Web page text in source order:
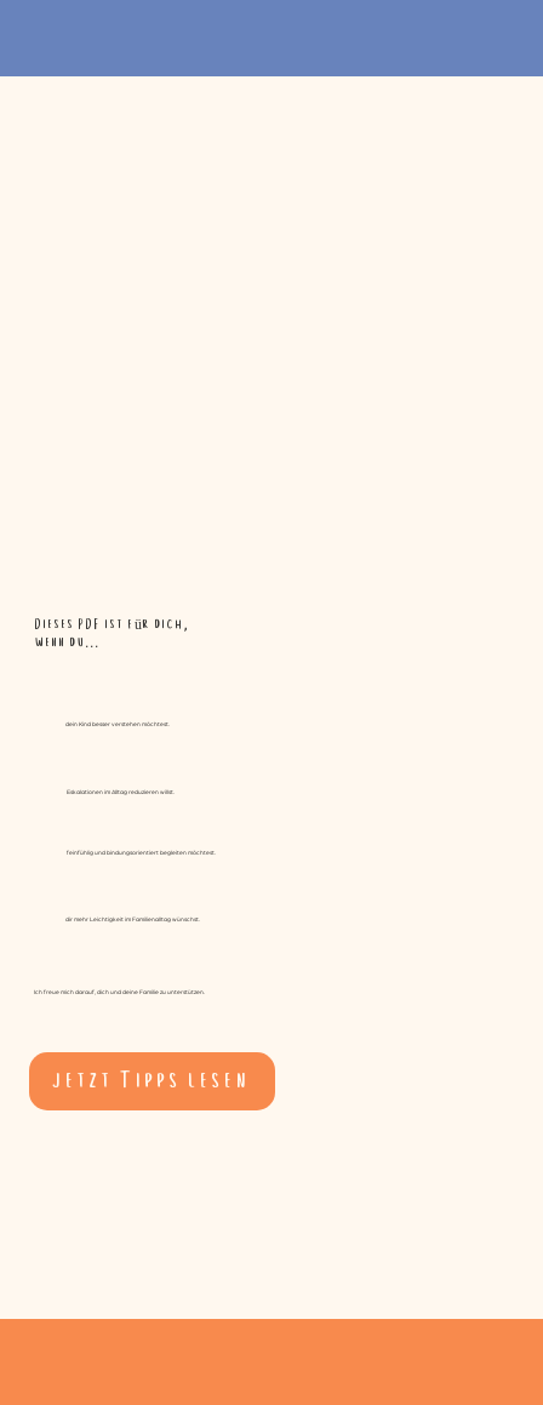
Dieses PDF ist für dich,
wenn du...
dein Kind besser verstehen möchtest.
Eskalationen im Alltag reduzieren willst.
dir mehr Leichtigkeit im Familienalltag wünschst.
Ich freue mich darauf, dich und deine Familie zu unterstützen.
jetzt Tipps lesen
feinfühlig und bindungsorientiert begleiten möchtest.